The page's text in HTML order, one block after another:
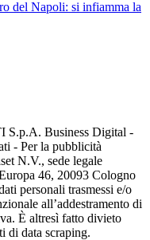
del Napoli: si infiamma la
S.p.A. Business Digital -
- Per la pubblicità
N.V., sede legale
46, 20093 Cologno
personali trasmessi e/o
all’addestramento di
È altresì fatto divieto
di data scraping.